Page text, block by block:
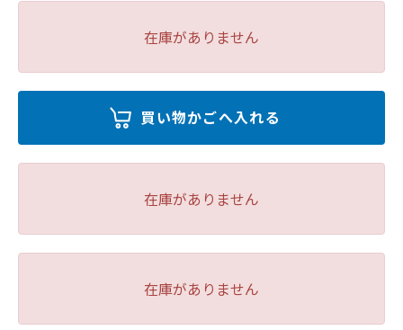
在庫がありません
在庫がありません
在庫がありません